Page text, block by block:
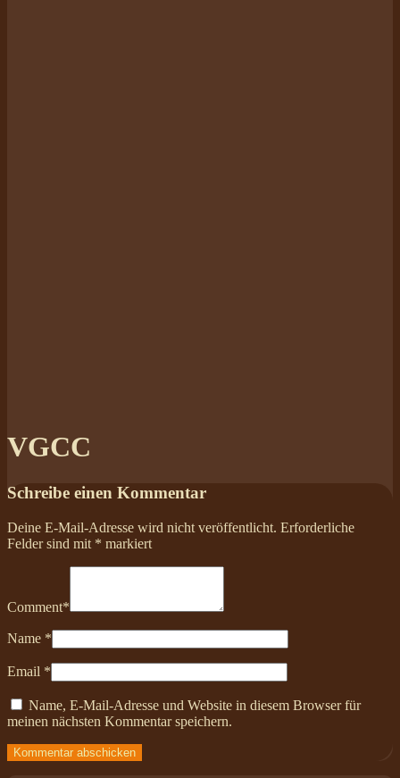
VGCC
Schreibe einen Kommentar
Deine E-Mail-Adresse wird nicht veröffentlicht. Erforderliche
Felder sind mit * markiert
Comment*
Name *
Email *
Name, E-Mail-Adresse und Website in diesem Browser für
meinen nächsten Kommentar speichern.